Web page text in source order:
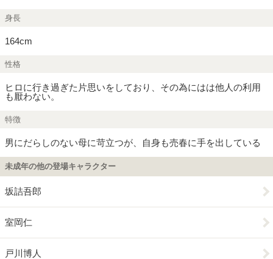
身長
164cm
性格
ヒロに行き過ぎた片思いをしており、その為にはは他人の利用
も厭わない。
特徴
男にだらしのない母に苛立つが、自身も売春に手を出している
未成年の他の登場キャラクター
坂詰吾郎
室岡仁
戸川博人